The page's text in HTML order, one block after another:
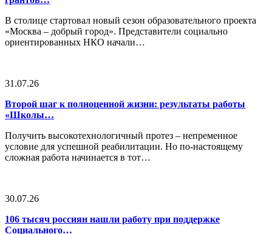
В столице стартовал новый сезон образовательного проекта
«Москва – добрый город». Представители социально
ориентированных НКО начали…
31.07.26
Второй шаг к полноценной жизни: результаты работы
«Школы…
Получить высокотехнологичный протез – непременное
условие для успешной реабилитации. Но по-настоящему
сложная работа начинается в тот…
30.07.26
106 тысяч россиян нашли работу при поддержке
Социального…